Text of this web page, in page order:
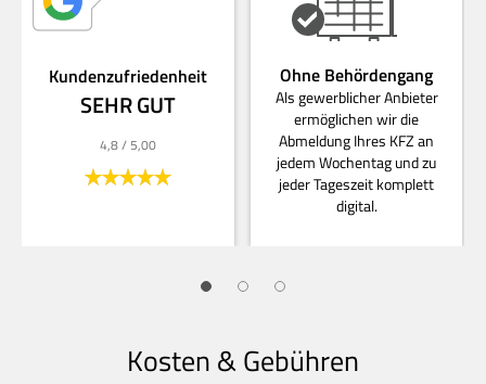
Kundenzufriedenheit
SEHR GUT
4,8/ 5,00
Ohne Behördengang
Als gewerblicher Anbieter
ermöglichen wir die
Abmeldung Ihres KFZ an
jedem Wochentag und zu
jeder Tageszeit komplett
digital.
Kosten & Gebühren